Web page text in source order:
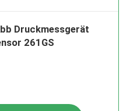
Druckmessgerät
261GS